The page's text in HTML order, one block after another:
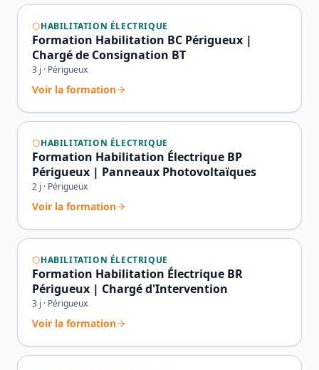
HABILITATION ÉLECTRIQUE
Formation Habilitation BC Périgueux |
Chargé de Consignation BT
3 j · Périgueux
Voir la formation
HABILITATION ÉLECTRIQUE
Formation Habilitation Électrique BP
Périgueux | Panneaux Photovoltaïques
2 j · Périgueux
Voir la formation
HABILITATION ÉLECTRIQUE
Formation Habilitation Électrique BR
Périgueux | Chargé d'Intervention
3 j · Périgueux
Voir la formation